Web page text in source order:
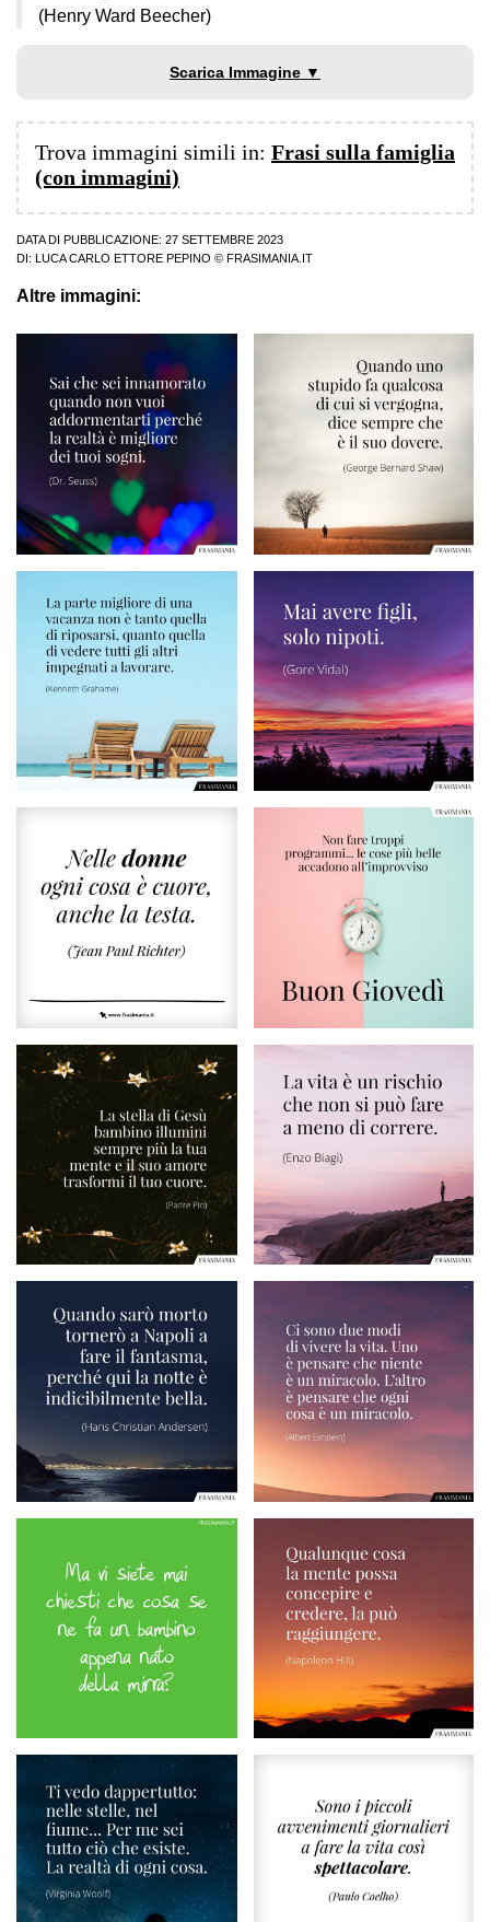
(Henry Ward Beecher)
Scarica Immagine ▼
Trova immagini simili in: Frasi sulla famiglia
(con immagini)
DATA DI PUBBLICAZIONE: 27 SETTEMBRE 2023
DI:
LUCA CARLO ETTORE PEPINO © FRASIMANIA.IT
Altre immagini: